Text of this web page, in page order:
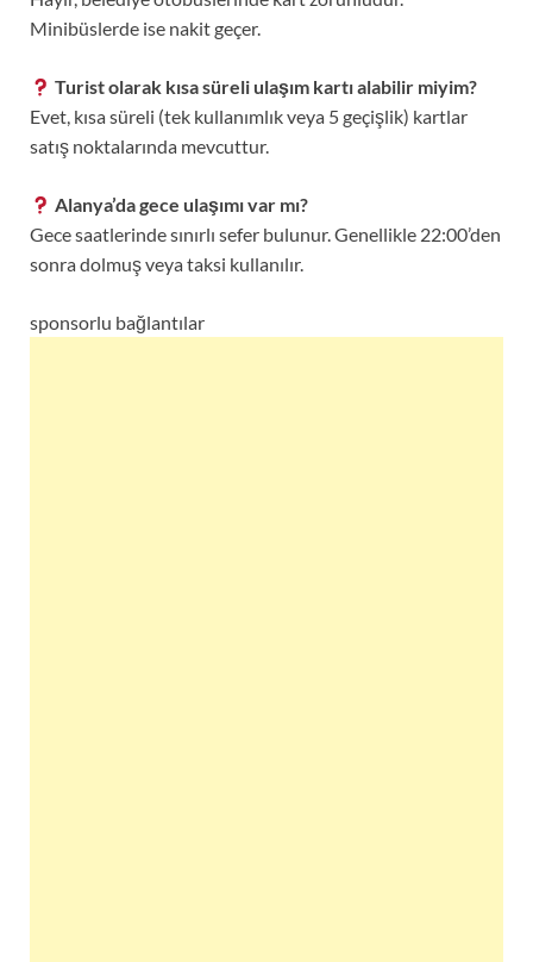
Minibüslerde ise nakit geçer.
Turist olarak kısa süreli ulaşım kartı alabilir miyim?
Evet, kısa süreli (tek kullanımlık veya 5 geçişlik) kartlar
satış noktalarında mevcuttur.
Alanya’da gece ulaşımı var mı?
Gece saatlerinde sınırlı sefer bulunur. Genellikle 22:00’den
sonra dolmuş veya taksi kullanılır.
sponsorlu bağlantılar